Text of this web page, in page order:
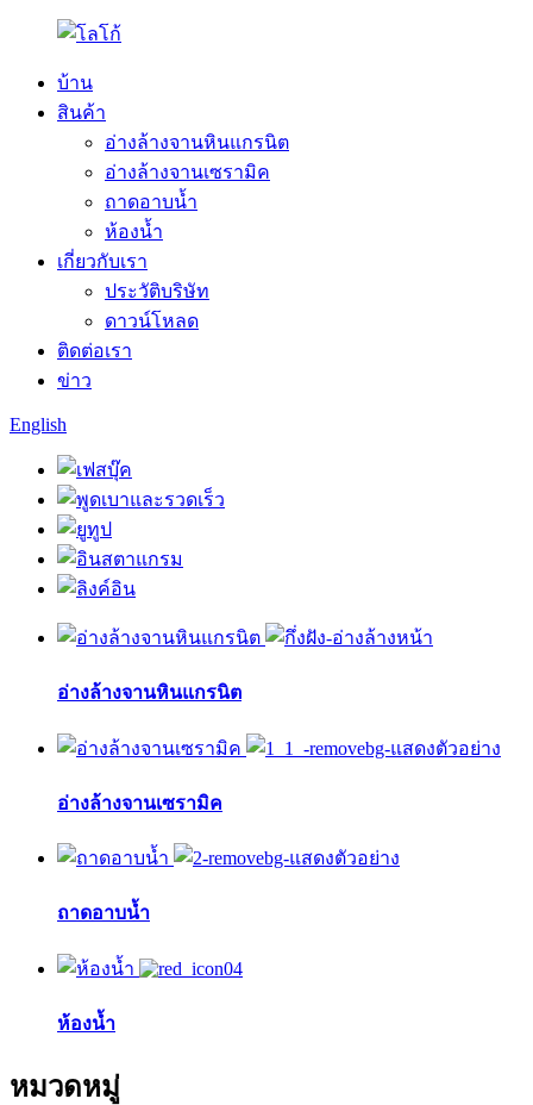
บ้าน
สินค้า
อ่างล้างจานหินแกรนิต
อ่างล้างจานเซรามิค
ถาดอาบน้ำ
ห้องน้ำ
เกี่ยวกับเรา
ประวัติบริษัท
ดาวน์โหลด
ติดต่อเรา
ข่าว
English
อ่างล้างจานหินแกรนิต
อ่างล้างจานเซรามิค
ถาดอาบน้ำ
ห้องน้ำ
หมวดหมู่